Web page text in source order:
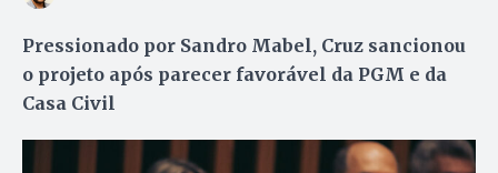
Pressionado por Sandro Mabel, Cruz sancionou
o projeto após parecer favorável da PGM e da
Casa Civil